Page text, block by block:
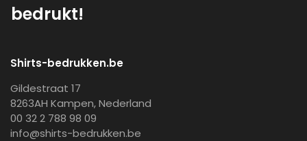
bedrukt!
Shirts-bedrukken.be
Gildestraat 17
8263AH Kampen, Nederland
00 32 2 788 98 09
info@shirts-bedrukken.be